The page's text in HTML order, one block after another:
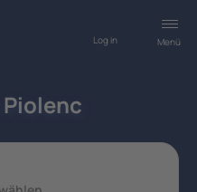
Menü
Log in